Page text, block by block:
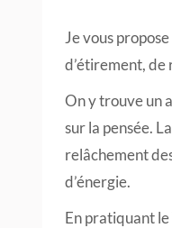
Je vous
d’étirement,
On y trouve un
sur la pensée.
relâchement
d’énergie.
En pratiquant